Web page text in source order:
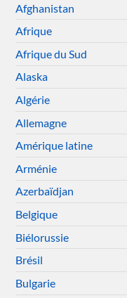
Afghanistan
Afrique
Afrique du Sud
Alaska
Algérie
Allemagne
Amérique latine
Arménie
Azerbaïdjan
Belgique
Biélorussie
Brésil
Bulgarie